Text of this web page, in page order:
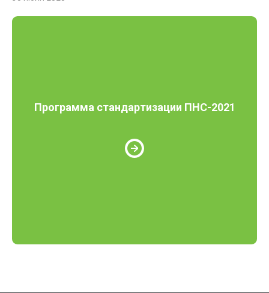
Программа стандартизации ПНС-2021